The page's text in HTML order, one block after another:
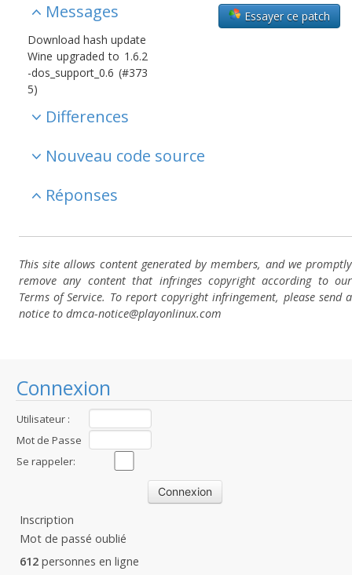
Connexion
Utilisateur :
Mot de Passe
:Se rappeler:
Inscription
Mot de passé oublié
612 personnes en ligne
Essayer ce patch
Messages
Download hash update
Wine upgraded to 1.6.2
-dos_support_0.6 (#373
5)
Differences
Nouveau code source
Réponses
This site allows content generated by members, and we promptly
remove any content that infringes copyright according to our
Terms of Service. To report copyright infringement, please send a
notice to dmca-notice@playonlinux.com